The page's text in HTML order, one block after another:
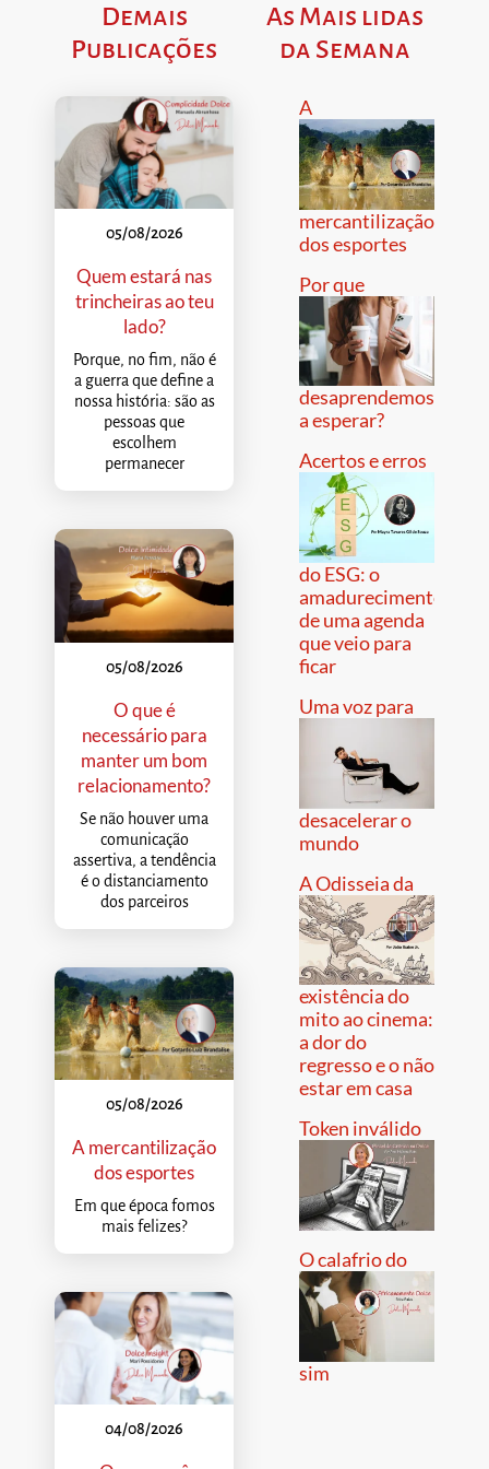
Demais
Publicações
05/08/2026
Quem estará nas
trincheiras ao teu
lado?
Porque, no fim, não é
a guerra que define a
nossa história: são as
pessoas que
escolhem
permanecer
05/08/2026
O que é
necessário para
manter um bom
relacionamento?
Se não houver uma
comunicação
assertiva, a tendência
é o distanciamento
dos parceiros
05/08/2026
A mercantilização
dos esportes
Em que época fomos
mais felizes?
04/08/2026
As Mais lidas
da Semana
A
mercantilização
dos esportes
Por que
desaprendemos
a esperar?
Acertos e erros
do ESG: o
amadurecimento
de uma agenda
que veio para
ficar
Uma voz para
desacelerar o
mundo
A Odisseia da
existência do
mito ao cinema:
a dor do
regresso e o não
estar em casa
Token inválido
O calafrio do
sim